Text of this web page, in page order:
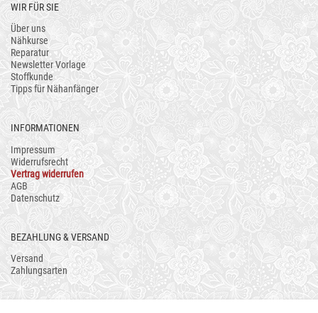
WIR FÜR SIE
Über uns
Nähkurse
Reparatur
Newsletter Vorlage
Stoffkunde
Tipps für Nähanfänger
INFORMATIONEN
Impressum
Widerrufsrecht
Vertrag widerrufen
AGB
Datenschutz
BEZAHLUNG & VERSAND
Versand
Zahlungsarten